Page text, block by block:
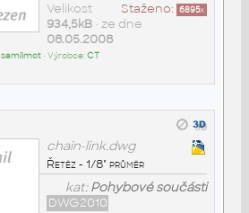
Staženo: 6895x
Velikost
934,5kB• ze dne
08.05.2008
samlimct• Výrobce:CT
chain-link.dwg
Řetěz - 1/8" průměr
kat:Pohybové součásti
DWG2010